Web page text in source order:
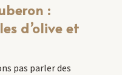
:
d’olive et
pas parler des